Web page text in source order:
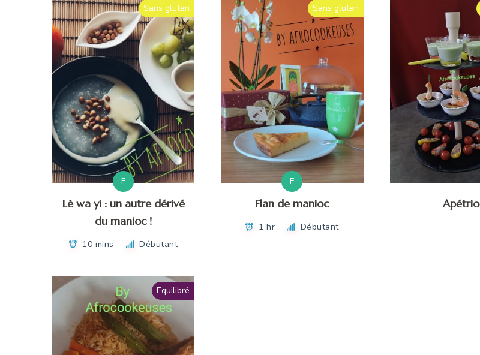
Sans gluten
F
Lè wa yi : un autre dérivé
du manioc !
10 mins Débutant
Sans gluten
F
Flan de manioc
1 hr Débutant
Apétrio
Equilibré